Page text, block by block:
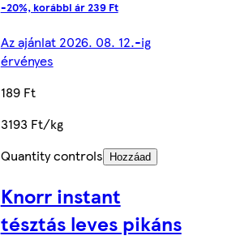
-20%, korábbi ár 239 Ft
Az ajánlat 2026. 08. 12.-ig
érvényes
189 Ft
3193 Ft/kg
Quantity controls
Hozzáad
Knorr instant
tésztás leves pikáns